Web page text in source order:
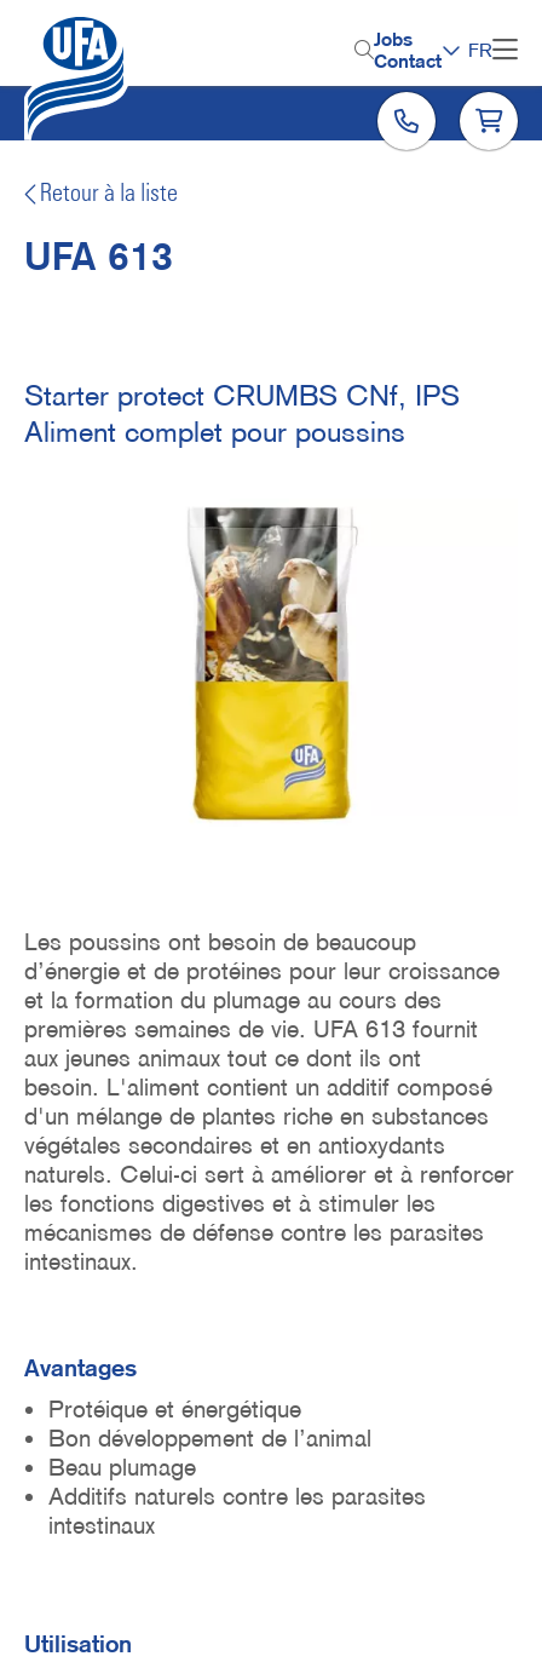
contenu
principal
H
e
a
d
u
Jobs
Contact
FR
Retour à la liste
UFA 613
Starter protect CRUMBS CNf, IPS
Aliment complet pour poussins
Les poussins ont besoin de beaucoup
d’énergie et de protéines pour leur croissance
et la formation du plumage au cours des
premières semaines de vie. UFA 613 fournit
aux jeunes animaux tout ce dont ils ont
besoin. L'aliment contient un additif composé
d'un mélange de plantes riche en substances
végétales secondaires et en antioxydants
naturels. Celui-ci sert à améliorer et à renforcer
les fonctions digestives et à stimuler les
mécanismes de défense contre les parasites
intestinaux.
Avantages
Protéique et énergétique
Bon développement de l’animal
Beau plumage
Additifs naturels contre les parasites
intestinaux
Utilisation